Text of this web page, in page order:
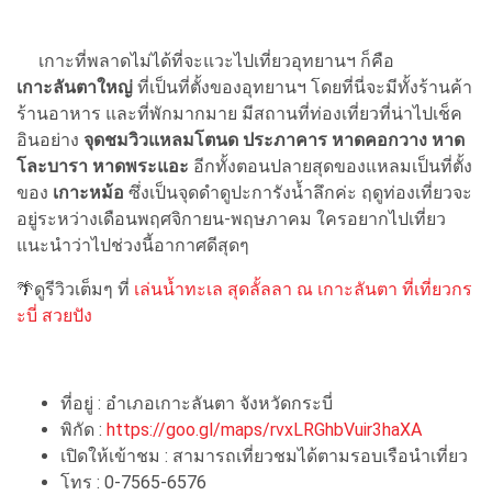
เกาะที่พลาดไม่ได้ที่จะแวะไปเที่ยวอุทยานฯ ก็คือ
เกาะลันตาใหญ่ ที่เป็นที่ตั้งของอุทยานฯ โดยที่นี่จะมีทั้งร้านค้า
ร้านอาหาร และที่พักมากมาย มีสถานที่ท่องเที่ยวที่น่าไปเช็ค
อินอย่าง จุดชมวิวแหลมโตนด ประภาคาร หาดคอกวาง หาด
โละบารา หาดพระแอะ อีกทั้งตอนปลายสุดของแหลมเป็นที่ตั้ง
ของ เกาะหม้อ ซึ่งเป็นจุดดำดูปะการังน้ำลึกค่ะ ฤดูท่องเที่ยวจะ
อยู่ระหว่างเดือนพฤศจิกายน-พฤษภาคม ใครอยากไปเที่ยว
แนะนำว่าไปช่วงนี้อากาศดีสุดๆ
🌴ดูรีวิวเต็มๆ ที่ เล่นน้ำทะเล สุดลั้ลลา ณ เกาะลันตา ที่เที่ยวกร
ะบี่ สวยปัง
ที่อยู่ : อำเภอเกาะลันตา จังหวัดกระบี่
พิกัด : https://goo.gl/maps/rvxLRGhbVuir3haXA
เปิดให้เข้าชม : สามารถเที่ยวชมได้ตามรอบเรือนำเที่ยว
โทร : 0-7565-6576